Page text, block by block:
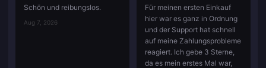
Schön und reibungslos.
Aug 7, 2026
Für meinen ersten Einkauf
hier war es ganz in Ordnung
und der Support hat schnell
auf meine Zahlungsprobleme
reagiert. Ich gebe 3 Sterne,
da es mein erstes Mal war,